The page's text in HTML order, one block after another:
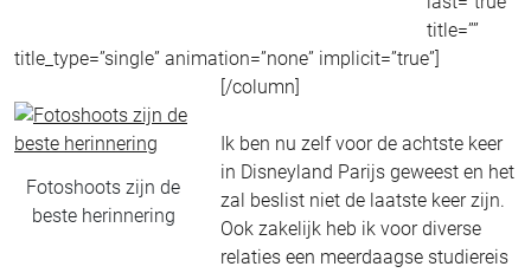
title=””
title_type=”single” animation=”none” implicit=”true”]
Fotoshoots zijn de
beste herinnering
[/column]
Ik ben nu zelf voor de achtste keer
in Disneyland Parijs geweest en het
zal beslist niet de laatste keer zijn.
Ook zakelijk heb ik voor diverse
relaties een meerdaagse studiereis